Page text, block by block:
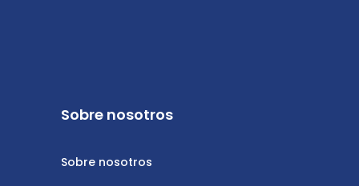
Sobre nosotros
Sobre nosotros